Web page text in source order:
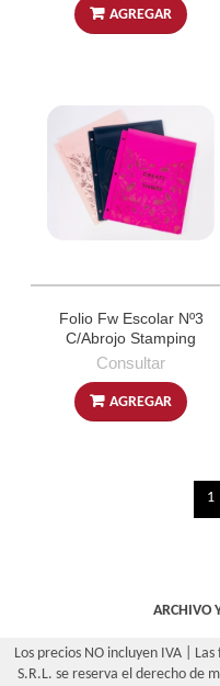
AGREGAR
Folio Fw Escolar Nº3
C/Abrojo Stamping
Consultar
AGREGAR
1
ARCHIVO
Los precios NO incluyen IVA |
S.R.L. se reserva el derecho de